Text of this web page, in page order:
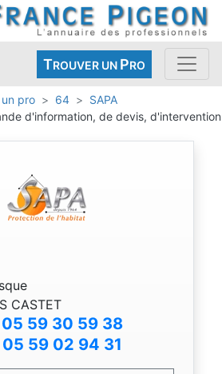
TROUVER UN PRO
pro 64
SAPA
d'information, de devis, d'intervention
CASTET
05 59 30 59 38
05 59 02 94 31